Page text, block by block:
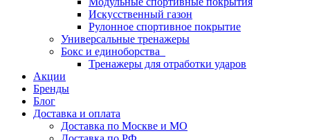
Искусственный газон
Рулонное спортивное покрытие
Универсальные тренажеры
Бокс и единоборства
Тренажеры для отработки ударов
Акции
Бренды
Блог
Доставка и оплата
Доставка по Москве и МО